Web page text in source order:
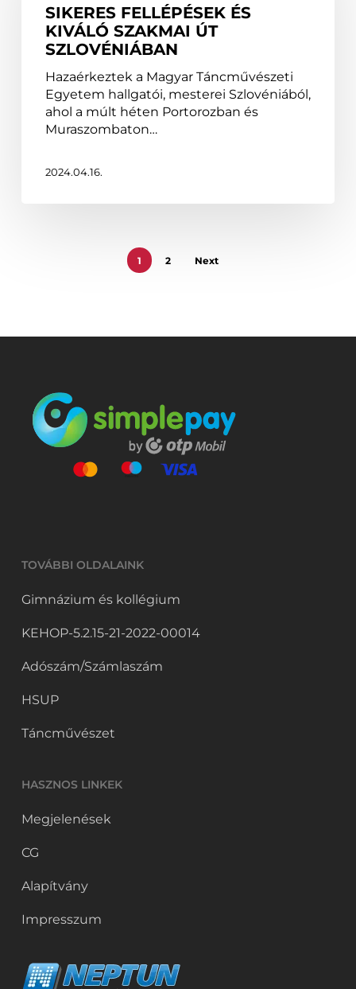
szakmai
Szlovéniában
SIKERES FELLÉPÉSEK ÉS
KIVÁLÓ SZAKMAI ÚT
SZLOVÉNIÁBAN
Hazaérkeztek a Magyar Táncművészeti
Egyetem hallgatói, mesterei Szlovéniából,
ahol a múlt héten Portorozban és
Muraszombaton…
2024.04.16.
1 2 Next
TOVÁBBI OLDALAINK
Gimnázium és kollégium
KEHOP-5.2.15-21-2022-00014
Adószám/Számlaszám
HSUP
Táncművészet
HASZNOS LINKEK
Megjelenések
CG
Alapítvány
Impresszum